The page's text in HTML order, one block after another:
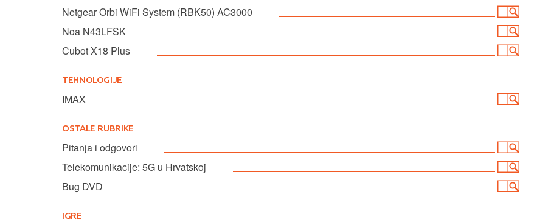
Netgear Orbi WiFi System (RBK50) AC3000
Noa N43LFSK
Cubot X18 Plus
TEHNOLOGIJE
IMAX
OSTALE RUBRIKE
Pitanja i odgovori
Telekomunikacije: 5G u Hrvatskoj
Bug DVD
IGRE